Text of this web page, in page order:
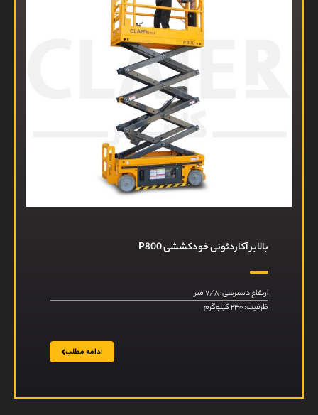
بالابر آکاردئونی خودکششی P800
ارتفاع دسترسی: ۷/۸ متر
ظرفیت: ۲۳۰ کیلوگرم
ادامه مطلب